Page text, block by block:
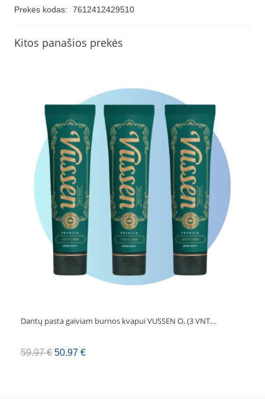
kiekis:
obuolių
Prekės kodas: 7612412429510
Kitos panašios prekės
Dantų pasta gaiviam burnos kvapui VUSSEN O, (3 VNT…
59.97€ Original
50.97 €Current